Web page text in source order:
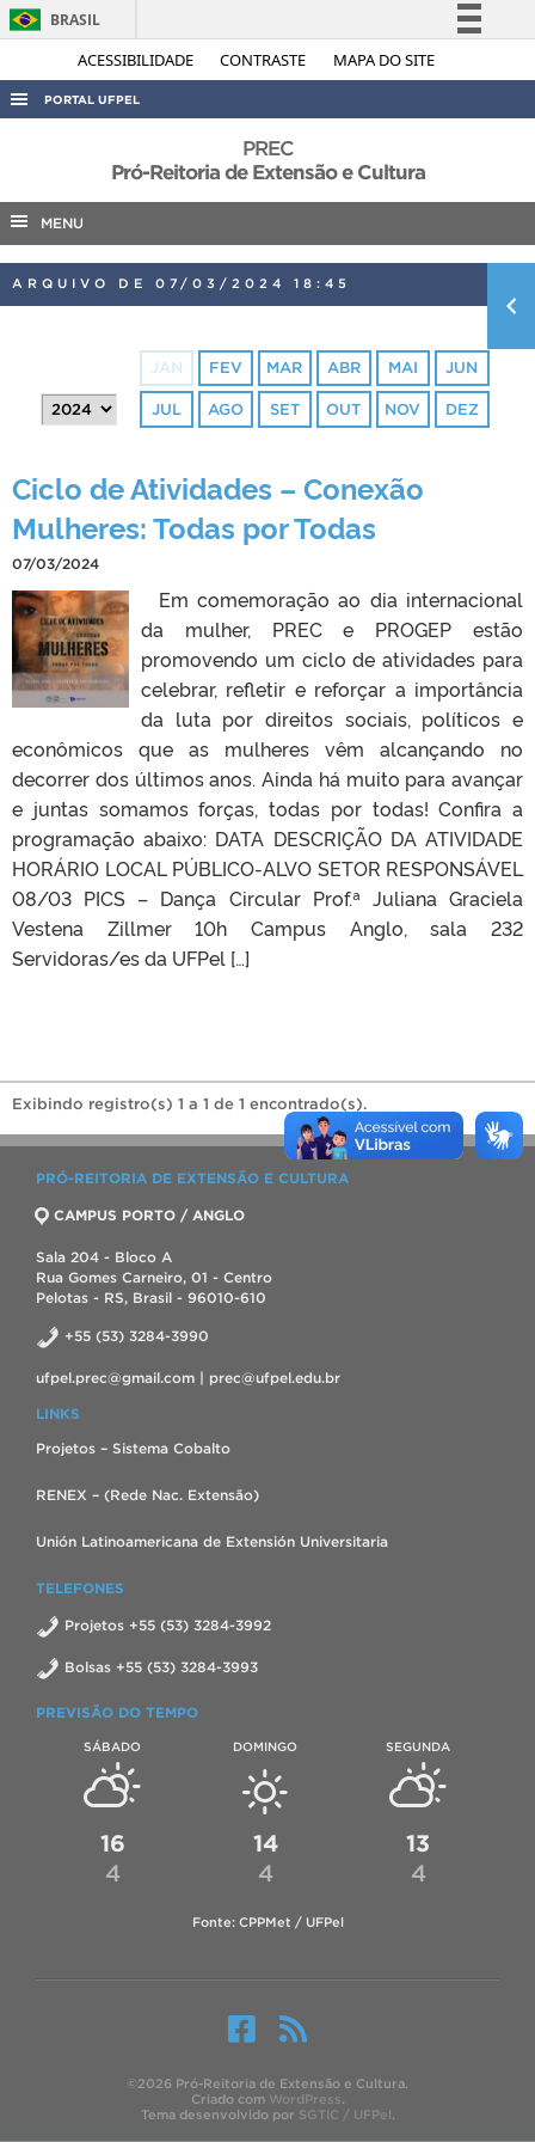
ACESSIBILIDADE CONTRASTE MAPA DO SITE
BRASIL
Simplifique!
Acesso à informação
Legislação
PORTAL UFPEL
AUDITORIA
COBALTO
CONCURSOS
PORTARIAS
PREC
Pró-Reitoria de Extensão e Cultura
MENU
ARQUIVO DE 07/03/2024 18:45
JAN FEV MAR ABR MAI JUN
JUL AGO SET OUT NOV DEZ
Ciclo de Atividades – Conexão
Mulheres: Todas por Todas
07/03/2024
Em comemoração ao dia internacional
da mulher, PREC e PROGEP estão
promovendo um ciclo de atividades para
celebrar, refletir e reforçar a importância
da luta por direitos sociais, políticos e
econômicos que as mulheres vêm alcançando no
decorrer dos últimos anos. Ainda há muito para avançar
e juntas somamos forças, todas por todas! Confira a
programação abaixo: DATA DESCRIÇÃO DA ATIVIDADE
HORÁRIO LOCAL PÚBLICO-ALVO SETOR RESPONSÁVEL
08/03 PICS – Dança Circular Prof.ª Juliana Graciela
Vestena Zillmer 10h Campus Anglo, sala 232
Servidoras/es da UFPel […]
Exibindo registro(s) 1 a 1 de 1 encontrado(s).
PRÓ-REITORIA DE EXTENSÃO E CULTURA
CAMPUS PORTO / ANGLO
Sala 204 - Bloco A
Rua Gomes Carneiro, 01 - Centro
Pelotas - RS, Brasil - 96010-610
+55 (53) 3284-3990
ufpel.prec@gmail.com | prec@ufpel.edu.br
LINKS
Projetos – Sistema Cobalto
RENEX – (Rede Nac. Extensão)
Unión Latinoamericana de Extensión Universitaria
TELEFONES
Projetos +55 (53) 3284-3992
Bolsas +55 (53) 3284-3993
PREVISÃO DO TEMPO
SÁBADO
16
4
DOMINGO
14
4
SEGUNDA
13
4
Fonte: CPPMet / UFPel
©2026 Pró-Reitoria de Extensão e Cultura.
Criado com WordPress.
Tema desenvolvido por SGTIC / UFPel .